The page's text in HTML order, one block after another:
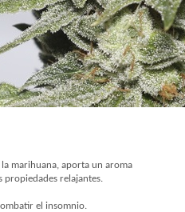
marihuana, aporta un aroma
relajantes.
el insomnio.